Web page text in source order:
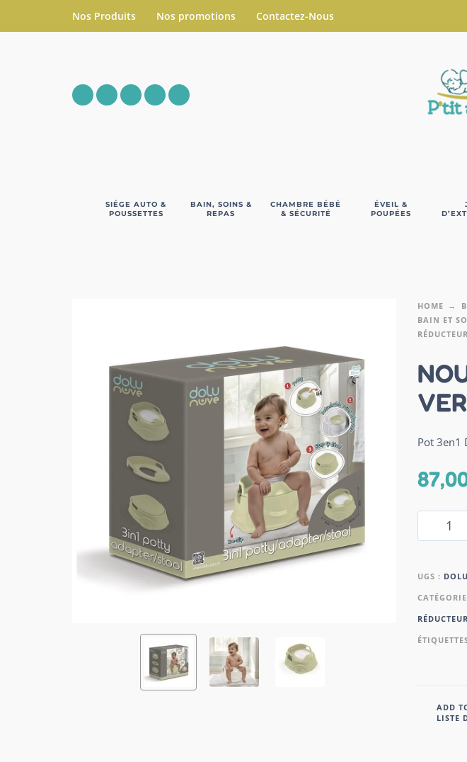
Nos Produits Nos promotions Contactez-Nous
SIÉGE AUTO &
POUSSETTES
BAIN, SOINS &
REPAS
CHAMBRE BÉBÉ
& SÉCURITÉ
ÉVEIL &
POUPÉES
HOME
BAIN ET
Pot 3en1
UGS :
ADD
LISTE